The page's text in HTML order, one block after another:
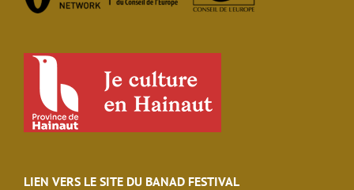
LIEN VERS LE SITE DU BANAD FESTIVAL